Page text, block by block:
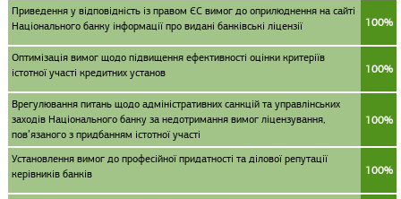
Приведення у відповідність із правом ЄС вимог до оприлюднення на сайті
Національного банку інформації про видані банківські ліцензії
100%
Оптимізація вимог щодо підвищення ефективності оцінки критеріїв
істотної участі кредитних установ
100%
Врегулювання питань щодо адміністративних санкцій та управлінських
заходів Національного банку за недотримання вимог ліцензування,
пов’язаного з придбанням істотної участі
100%
Установлення вимог до професійної придатності та ділової репутації
керівників банків
100%